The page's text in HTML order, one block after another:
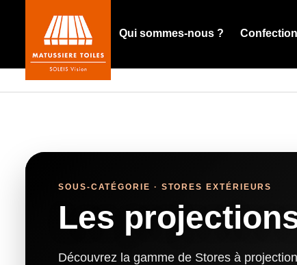
Qui sommes-nous ? Confection
SOUS-CATÉGORIE · STORES EXTÉRIEURS
Les
Découvrez la gamme de Stores à